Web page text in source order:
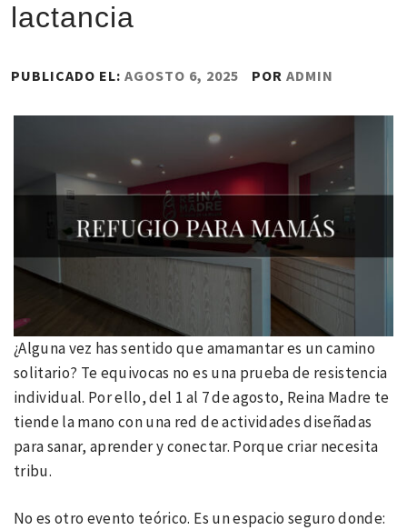
lactancia
PUBLICADO EL: AGOSTO 6, 2025 POR ADMIN
¿Alguna vez has sentido que amamantar es un camino
solitario? Te equivocas no es una prueba de resistencia
individual. Por ello, del 1 al 7 de agosto, Reina Madre te
tiende la mano con una red de actividades diseñadas
para sanar, aprender y conectar. Porque criar necesita
tribu.
No es otro evento teórico. Es un espacio seguro donde: